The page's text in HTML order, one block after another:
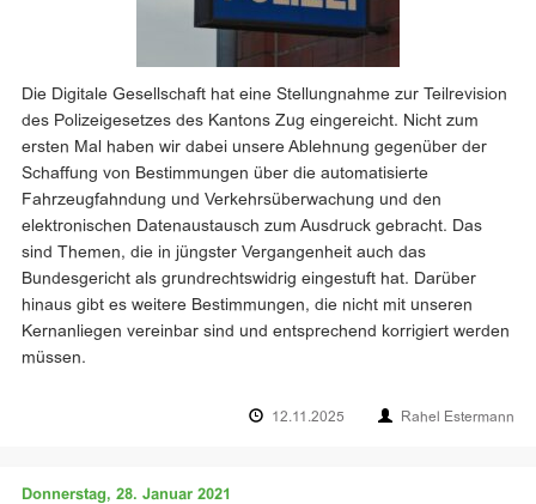
Die Digitale Gesellschaft hat eine Stellungnahme zur Teilrevision
des Polizeigesetzes des Kantons Zug eingereicht. Nicht zum
ersten Mal haben wir dabei unsere Ablehnung gegenüber der
Schaffung von Bestimmungen über die automatisierte
Fahrzeugfahndung und Verkehrsüberwachung und den
elektronischen Datenaustausch zum Ausdruck gebracht. Das
sind Themen, die in jüngster Vergangenheit auch das
Bundesgericht als grundrechtswidrig eingestuft hat. Darüber
hinaus gibt es weitere Bestimmungen, die nicht mit unseren
Kernanliegen vereinbar sind und entsprechend korrigiert werden
müssen.
12.11.2025 Rahel Estermann
Donnerstag, 28. Januar 2021